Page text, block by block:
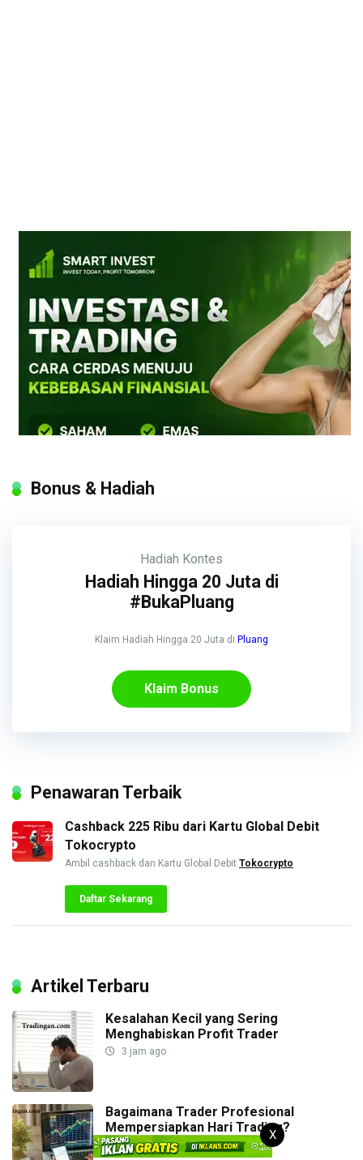
Bonus & Hadiah
Hadiah Kontes
Hadiah Hingga 20 Juta di
#BukaPluang
Klaim Hadiah Hingga 20 Juta di Pluang
Klaim Bonus
Penawaran Terbaik
Cashback 225 Ribu dari Kartu Global Debit
Tokocrypto
Ambil cashback dan Kartu Global Debit Tokocrypto
Daftar Sekarang
Artikel Terbaru
Kesalahan Kecil yang Sering
Menghabiskan Profit Trader
3 jam ago
Bagaimana Trader Profesional
Mempersiapkan Hari Trading?
3 jam ago
X